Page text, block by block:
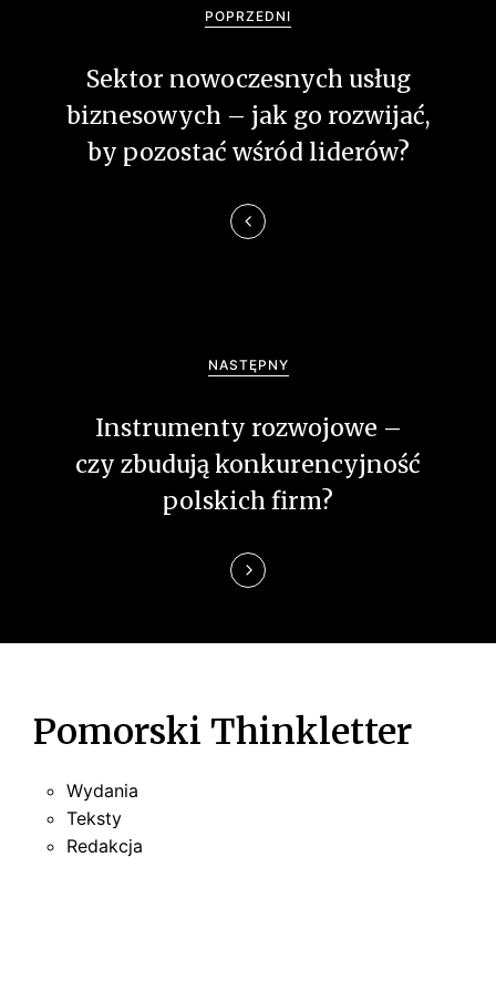
POPRZEDNI
Sektor nowoczesnych usług
biznesowych – jak go rozwijać,
by pozostać wśród liderów?
NASTĘPNY
Instrumenty rozwojowe –
czy zbudują konkurencyjność
polskich firm?
Pomorski Thinkletter
Wydania
Teksty
Redakcja